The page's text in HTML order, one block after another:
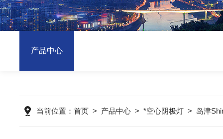
产品中心
当前位置： 首页 > 产品中心 > *空心阴极灯 > 岛津